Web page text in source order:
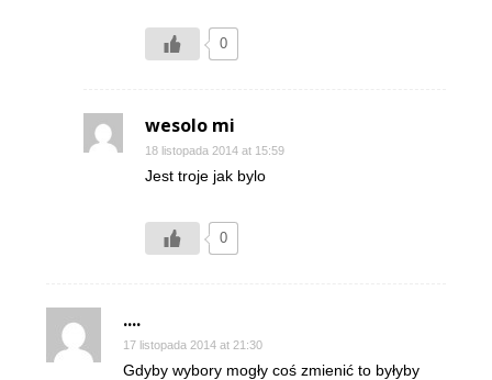
0
wesolo mi
18 listopada 2014 at 15:59
Jest troje jak bylo
0
....
17 listopada 2014 at 21:30
Gdyby wybory mogły coś zmienić to byłyby